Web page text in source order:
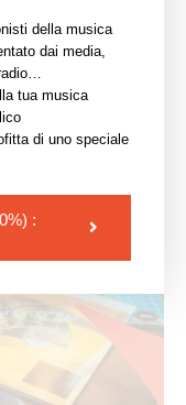
della musica
dai media,
tua musica
di uno speciale
: